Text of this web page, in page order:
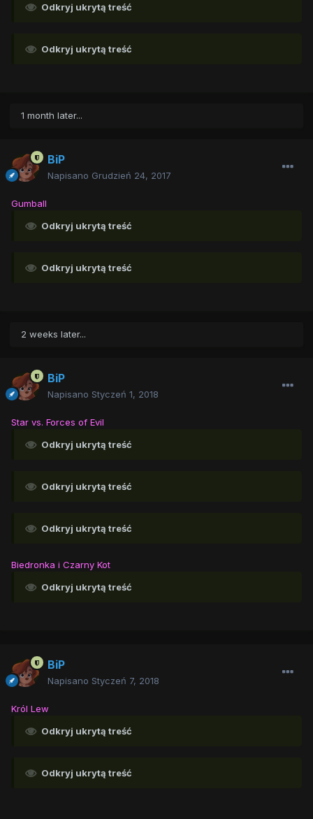
Odkryj ukrytą treść
Odkryj ukrytą treść
1 month later...
BiP
Napisano Grudzień 24, 2017
Gumball
Odkryj ukrytą treść
Odkryj ukrytą treść
2 weeks later...
BiP
Napisano Styczeń 1, 2018
Star vs. Forces of Evil
Odkryj ukrytą treść
Odkryj ukrytą treść
Odkryj ukrytą treść
Biedronka i Czarny Kot
Odkryj ukrytą treść
BiP
Napisano Styczeń 7, 2018
Król Lew
Odkryj ukrytą treść
Odkryj ukrytą treść